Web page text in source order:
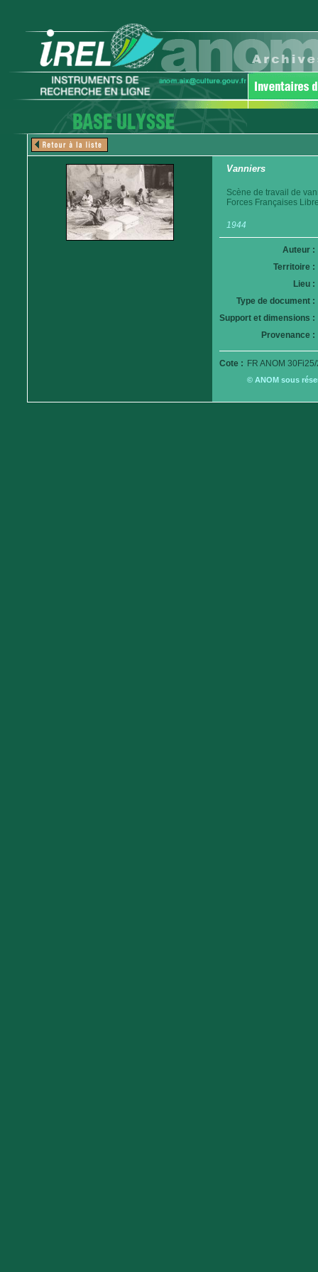
Vanniers
Scène de travail de
Forces Françaises
1944
Auteur :
Territoire :
Lieu :
Type de document :
Support et dimensions :
Provenance :
Cote : FR ANOM
© ANOM sous